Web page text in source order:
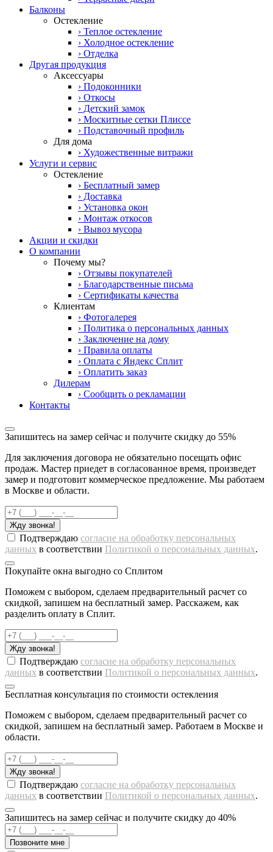
Балконы
Остекление
› Теплое остекление
› Холодное остекление
› Отделка
Другая продукция
Аксессуары
› Подоконники
› Откосы
› Детский замок
› Москитные сетки Плиссе
› Подставочный профиль
Для дома
› Художественные витражи
Услуги и сервис
Остекление
› Бесплатный замер
› Доставка
› Установка окон
› Монтаж откосов
› Вывоз мусора
Акции и скидки
О компании
Почему мы?
› Отзывы покупателей
› Благодарственные письма
› Сертификаты качества
Клиентам
› Фотогалерея
› Политика о персональных данных
› Заключение на дому
› Правила оплаты
› Оплата с Яндекс Сплит
› Оплатить заказ
Дилерам
› Сообщить о рекламации
Контакты
Запишитесь на замер сейчас и получите скидку до 55%
Для заключения договора не обязательно посещать офис
продаж. Мастер приедет в согласованное время, произведет
замер и подготовит коммерческое предложение. Мы работаем
в Москве и области.
Жду звонка!
Подтверждаю согласие на обработку персональных
данных в соответствии Политикой о персональных данных.
Покупайте окна выгодно со Сплитом
Поможем с выбором, сделаем предварительный расчет со
скидкой, запишем на бесплатный замер. Расскажем, как
разделить оплату в Сплит.
Жду звонка!
Подтверждаю согласие на обработку персональных
данных в соответствии Политикой о персональных данных.
Бесплатная консультация по стоимости остекления
Поможем с выбором, сделаем предварительный расчет со
скидкой, запишем на бесплатный замер. Работаем в Москве и
области.
Жду звонка!
Подтверждаю согласие на обработку персональных
данных в соответствии Политикой о персональных данных.
Запишитесь на замер сейчас и получите скидку до 40%
Позвоните мне